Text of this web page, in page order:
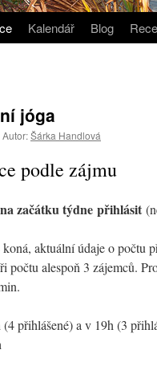
Kalendář Blog
jóga
Autor:Šárka Handlová
podle zájmu
začátku týdne přihlásit
koná, aktuální údaje o počtu
počtu alespoň 3 zájemců.
přihlášené) a v 19h (3